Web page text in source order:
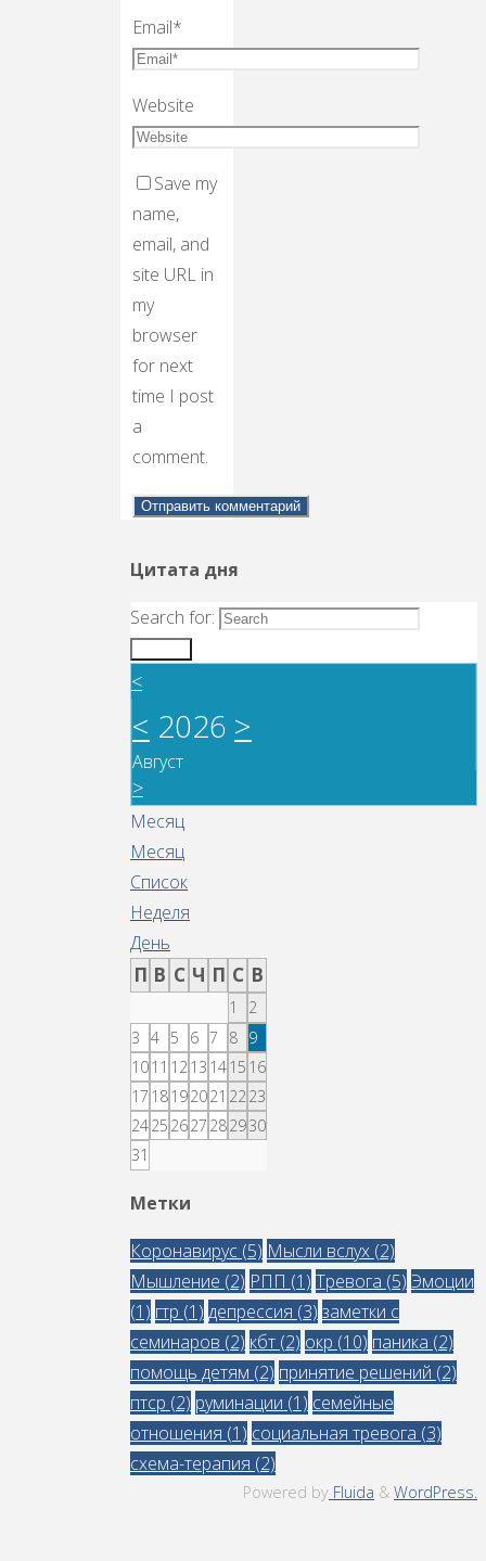
Email*
Website
Save my
name,
email, and
site URL in
my
browser
for next
time I post
a
comment.
Цитата дня
Search for:
<
< 2026 >
Август
>
Месяц
Месяц
Список
Неделя
День
П В С Ч П С В
1
2
3 4 5 6 7 8 9
1011 1213 1415 16
17 18192021 2223
2425 2627 282930
31
Метки
Коронавирус (5) Мысли вслух (2)
Мышление (2) РПП (1) Тревога (5) Эмоции
(1) гтр (1) депрессия (3) заметки с
семинаров (2) кбт (2) окр (10) паника (2)
помощь детям (2) принятие решений (2)
птср (2) руминации (1) семейные
отношения (1) социальная тревога (3)
схема-терапия (2)
Powered by Fluida & WordPress.